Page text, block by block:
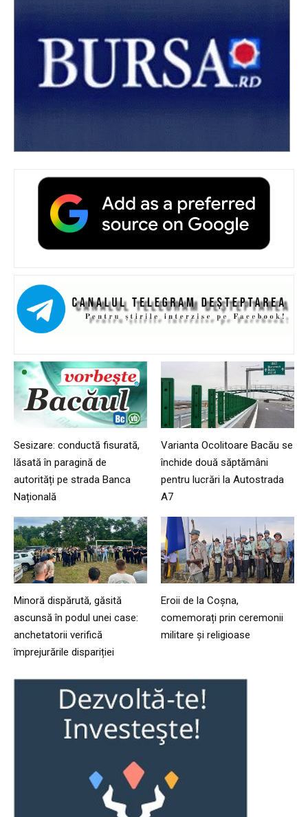
Sesizare: conductă fisurată,
lăsată în paragină de
autorități pe strada Banca
Națională
Varianta Ocolitoare Bacău se
închide două săptămâni
pentru lucrări la Autostrada
A7
Minoră dispărută, găsită
ascunsă în podul unei case:
anchetatorii verifică
împrejurările dispariției
Eroii de la Coșna,
comemorați prin ceremonii
militare și religioase